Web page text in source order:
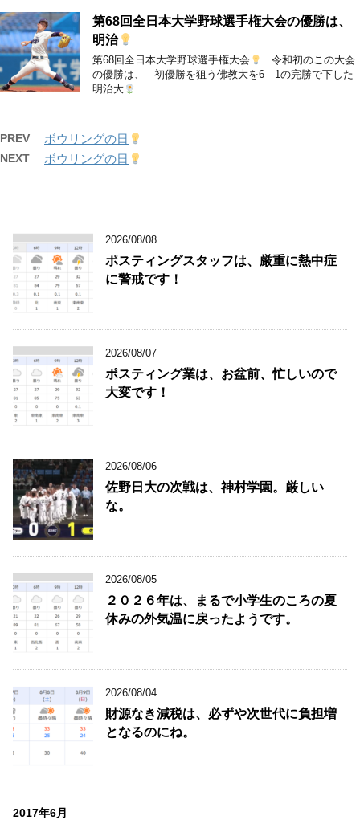
第68回全日本大学野球選手権大会の優勝は、
明治
第68回全日本大学野球選手権大会
令和初のこの大会
の優勝は、 初優勝を狙う佛教大を6―1の完勝で下した
明治大
…
PREV ボウリングの日
NEXT ボウリングの日
2026/08/08
ポスティングスタッフは、厳重に熱中症
に警戒です！
2026/08/07
ポスティング業は、お盆前、忙しいので
大変です！
2026/08/06
佐野日大の次戦は、神村学園。厳しい
な。
2026/08/05
２０２６年は、まるで小学生のころの夏
休みの外気温に戻ったようです。
2026/08/04
財源なき減税は、必ずや次世代に負担増
となるのにね。
2017年6月